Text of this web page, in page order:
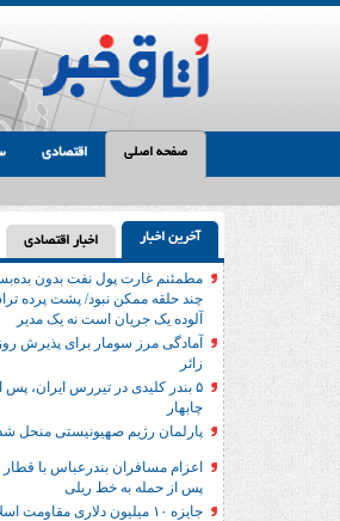
صفحه اصلی اقتصادی
آخرین اخبار اخبار اقتصادی
مطمئنم غارت پول نفت بدون
چند حلقه ممکن نبود/ پشت پرده
آلوده یک جریان است نه یک مدیر
زائر
۵ بندر کلیدی در تیررس ایران، پس
چابهار
پارلمان رژیم صهیونیستی منحل
اعزام مسافران بندرعباس با
پس از حمله به خط ریلی
جایزه ۱۰ میلیون دلاری